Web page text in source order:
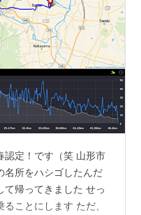
認定！です（笑 山形市
名所をハシゴしたんだ
て帰ってきました せっ
ことにします ただ、